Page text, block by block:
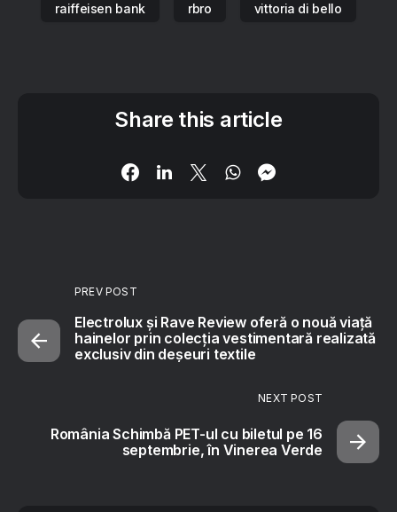
raiffeisen bank rbro vittoria di bello
Share this article
PREV POST
Electrolux și Rave Review oferă o nouă viață
hainelor prin colecția vestimentară realizată
exclusiv din deșeuri textile
NEXT POST
România Schimbă PET-ul cu biletul pe 16
septembrie, în Vinerea Verde